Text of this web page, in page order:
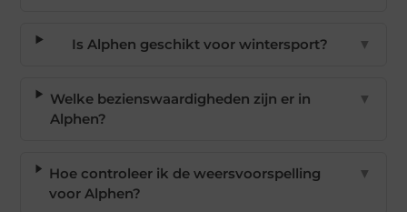
Is Alphen geschikt voor wintersport? ▼
Welke bezienswaardigheden zijn er in
Alphen?
▼
Hoe controleer ik de weersvoorspelling
voor Alphen?
▼